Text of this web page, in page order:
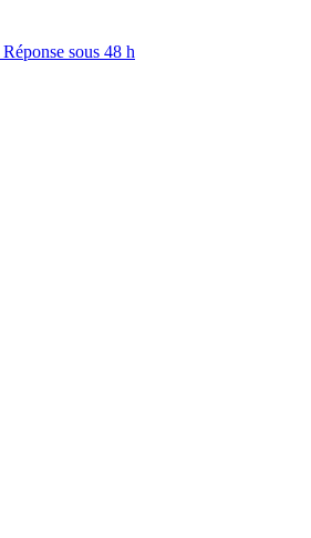
Réponse sous 48 h